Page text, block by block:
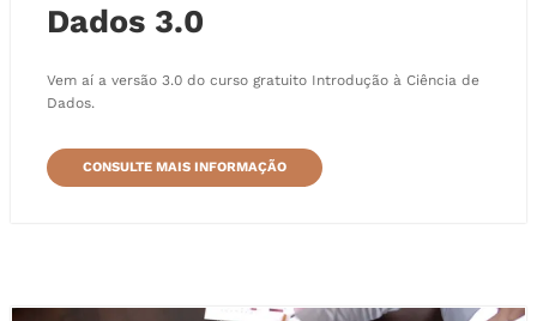
Dados 3.0
Vem aí a versão 3.0 do curso gratuito Introdução à Ciência de
Dados.
CONSULTE MAIS INFORMAÇÃO